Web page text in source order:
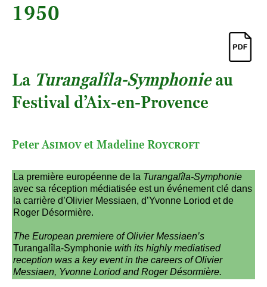
1950
La Turangalîla-Symphonieau
Festival d’Aix-en-Provence
PeterAsimovet Madeline Roycroft
La première européenne de la Turangalîla-Symphonie
avec sa réception médiatisée est un événement clé dans
la carrière d’Olivier Messiaen, d’Yvonne Loriod et de
Roger Désormière.
The European premiere of Olivier Messiaen’s
Turangalîla-Symphonie with its highly mediatised
reception was a key event in the careers of Olivier
Messiaen, Yvonne Loriod and Roger Désormière.